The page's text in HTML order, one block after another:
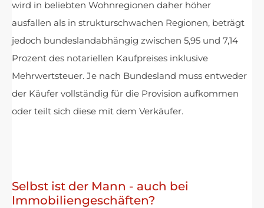
wird in beliebten Wohnregionen daher höher
ausfallen als in strukturschwachen Regionen, beträgt
jedoch bundeslandabhängig zwischen 5,95 und 7,14
Prozent des notariellen Kaufpreises inklusive
Mehrwertsteuer. Je nach Bundesland muss entweder
der Käufer vollständig für die Provision aufkommen
oder teilt sich diese mit dem Verkäufer.
Selbst ist der Mann - auch bei
Immobiliengeschäften?